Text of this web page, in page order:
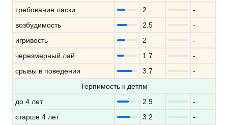
требование ласки
2
-
возбудимость
2.5
-
игривость
2
-
черезмерный лай
1.7
-
срывы в поведении
3.7
-
Терпимость к детям
до 4 лет
2.9
-
старше 4 лет
3.2
-